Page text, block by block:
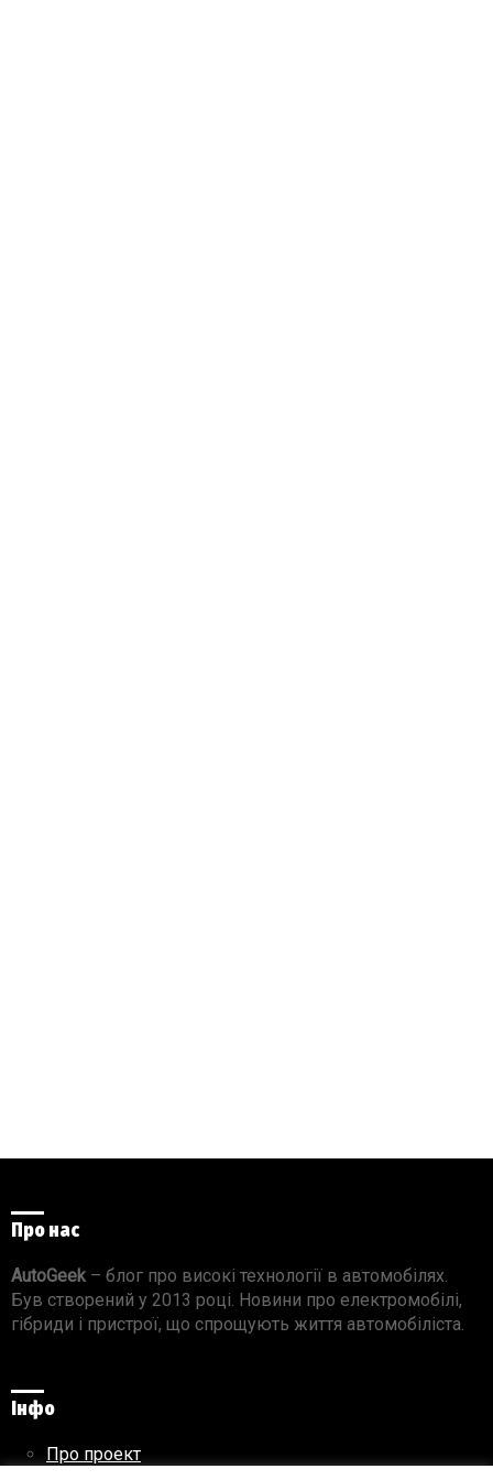
Про нас
AutoGeek– блог про високі технології в автомобілях.
Був створений у 2013 році. Новини про електромобілі,
гібриди і пристрої, що спрощують життя автомобіліста.
Інфо
Про проект